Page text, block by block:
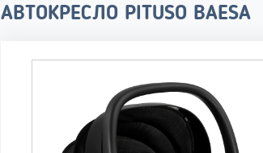
АВТОКРЕСЛО PITUSO BAESA